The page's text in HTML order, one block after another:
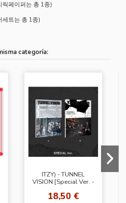
릭페이퍼는 총 1종)
세트는 총 1종)
categoría:
ITZY) - TUNNEL
VISION [Special Ver. -
18,50 €